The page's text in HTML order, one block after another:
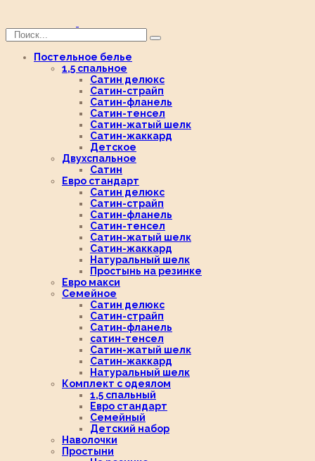
Постельное белье
1,5 спальное
Сатин делюкс
Сатин-страйп
Сатин-фланель
Сатин-тенсел
Сатин-жатый шелк
Сатин-жаккард
Детское
Двухспальное
Сатин
Евро стандарт
Сатин делюкс
Сатин-страйп
Сатин-фланель
Сатин-тенсел
Сатин-жатый шелк
Сатин-жаккард
Натуральный шелк
Простынь на резинке
Евро макси
Семейное
Сатин делюкс
Сатин-страйп
Сатин-фланель
сатин-тенсел
Сатин-жатый шелк
Сатин-жаккард
Натуральный шелк
Комплект с одеялом
1,5 спальный
Евро стандарт
Семейный
Детский набор
Наволочки
Простыни